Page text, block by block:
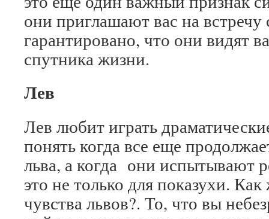
они приглашают вас на встречу
гарантировано, что они видят
спутника жизни.
Лев
Лев любит играть
понять когда все еще
льва, а когда они испытывают
это не только для показухи.
чувства львов?. То, что вы